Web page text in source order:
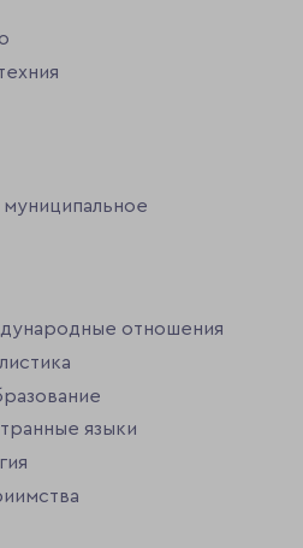
муниципальное
отношения
языки